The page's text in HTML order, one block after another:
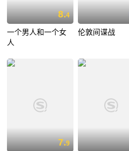
8.4
一个男人和一个女
人
伦敦间谍战
7.9